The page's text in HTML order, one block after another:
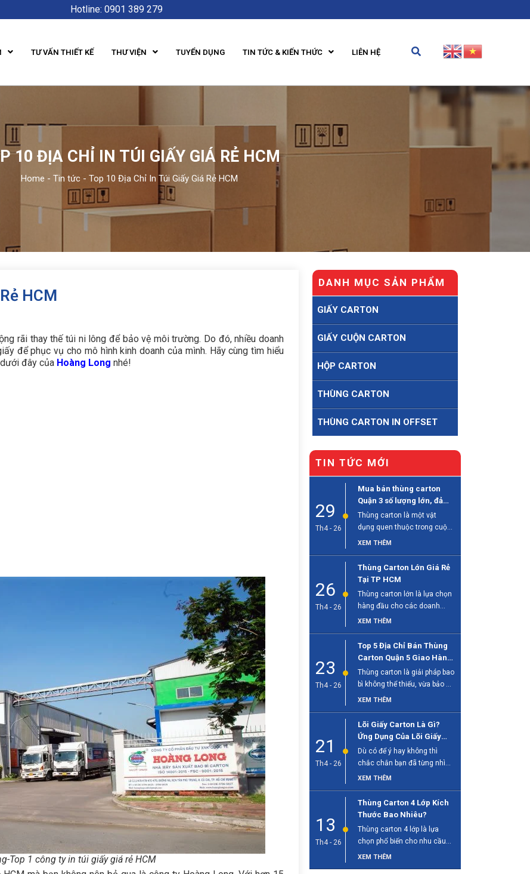
Hotline: 0901 389 279
TƯ VẤN THIẾT KẾ THƯ VIỆN TUYỂN DỤNG TIN TỨC & KIẾN THỨC LIÊN HỆ
10 ĐỊA CHỈ IN TÚI GIẤY GIÁ RẺ HCM
Home - Tin tức - Top 10 Địa Chỉ In Túi Giấy Giá Rẻ HCM
HCM
rãi thay thế túi ni lông để bảo vệ môi trường. Do đó, nhiều doanh
để phục vụ cho mô hình kinh doanh của mình. Hãy cùng tìm hiểu
đây của Hoàng Long nhé!
Top 1 công ty in túi giấy giá rẻ HCM
DANH MỤC SẢN PHẨM
GIẤY CARTON
GIẤY CUỘN CARTON
HỘP CARTON
THÙNG CARTON
THÙNG CARTON IN OFFSET
TIN TỨC MỚI
29
Th4 - 26
Mua bán thùng carton
Quận 3 số lượng lớn, đảm
bảo chất lượng
Thùng carton là một vật
dụng quen thuộc trong cuộc
sống hiện đại, đặc biệt quan
XEM THÊM
26
Th4 - 26
Thùng Carton Lớn Giá Rẻ
Tại TP HCM
Thùng carton lớn là lựa chọn
hàng đầu cho các doanh
nghiệp cần đóng gói hàng [...]
XEM THÊM
23
Th4 - 26
Top 5 Địa Chỉ Bán Thùng
Carton Quận 5 Giao Hàng
Tận Nơi
Thùng carton là giải pháp bao
bì không thể thiếu, vừa bảo vệ
sản phẩm, vừa [...]
XEM THÊM
21
Th4 - 26
Lõi Giấy Carton Là Gì?
Ứng Dụng Của Lõi Giấy
Trong Công Nghiệp
Dù có để ý hay không thì
chắc chắn bạn đã từng nhìn
thấy lõi giấy [...]
XEM THÊM
13
Th4 - 26
Thùng Carton 4 Lớp Kích
Thước Bao Nhiêu?
Thùng carton 4 lớp là lựa
chọn phổ biến cho nhu cầu
đóng gói và vận [...]
XEM THÊM